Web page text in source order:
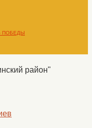
ПОБЕДЫ
район"